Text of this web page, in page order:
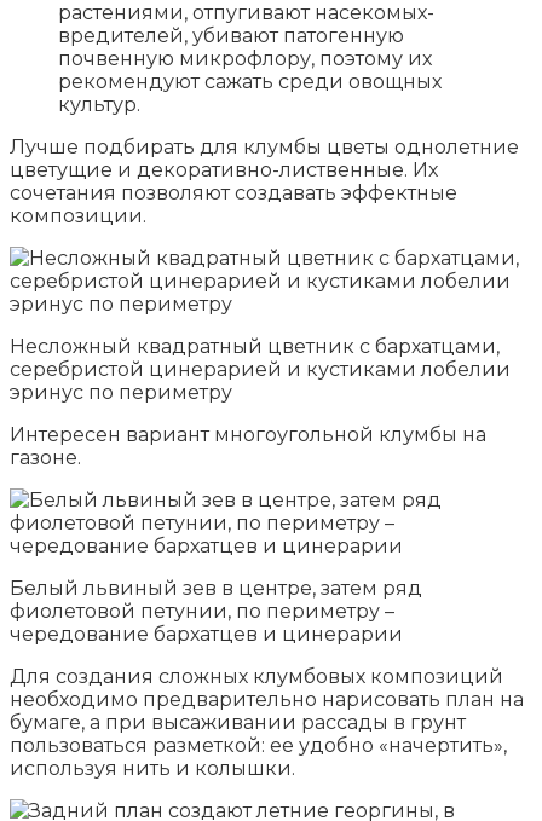
растениями, отпугивают насекомых-
вредителей, убивают патогенную
почвенную микрофлору, поэтому их
рекомендуют сажать среди овощных
культур.
Лучше подбирать для клумбы цветы однолетние
цветущие и декоративно-лиственные. Их
сочетания позволяют создавать эффектные
композиции.
Несложный квадратный цветник с бархатцами,
серебристой цинерарией и кустиками лобелии
эринус по периметру
Интересен вариант многоугольной клумбы на
газоне.
Белый львиный зев в центре, затем ряд
фиолетовой петунии, по периметру –
чередование бархатцев и цинерарии
Для создания сложных клумбовых композиций
необходимо предварительно нарисовать план на
бумаге, а при высаживании рассады в грунт
пользоваться разметкой: ее удобно «начертить»,
используя нить и колышки.